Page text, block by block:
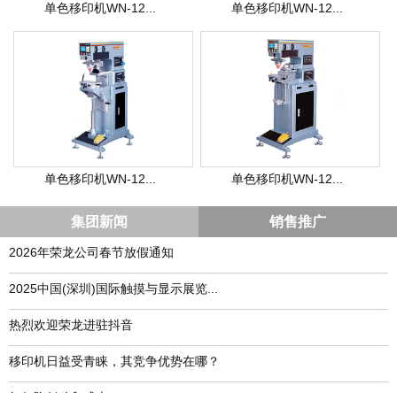
单色移印机WN-12... 单色移印机WN-12...
单色移印机WN-12... 单色移印机WN-12...
集团新闻 销售推广
2026年荣龙公司春节放假通知
​2025中国(深圳)国际触摸与显示展览...
热烈欢迎荣龙进驻抖音
移印机日益受青睐，其竞争优势在哪？